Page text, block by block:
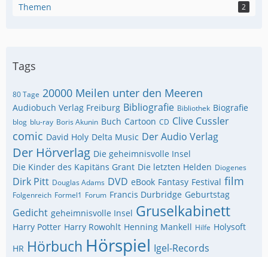
Themen 2
Tags
80 Tage 20000 Meilen unter den Meeren
Audiobuch Verlag Freiburg Bibliografie Bibliothek Biografie
blog blu-ray Boris Akunin Buch Cartoon CD Clive Cussler
comic David Holy Delta Music Der Audio Verlag
Der Hörverlag Die geheimnisvolle Insel
Die Kinder des Kapitäns Grant Die letzten Helden Diogenes
Dirk Pitt Douglas Adams DVD eBook Fantasy Festival film
Folgenreich Formel1 Forum Francis Durbridge Geburtstag
Gedicht geheimnisvolle Insel Gruselkabinett
Harry Potter Harry Rowohlt Henning Mankell Hilfe Holysoft
HR Hörbuch Hörspiel Igel-Records